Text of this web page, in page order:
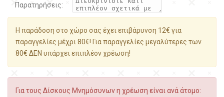
Παρατηρήσεις:
Η παράδοση στο χώρο σας έχει επιβάρυνση 12€ για
παραγγελίες μέχρι 80€! Για παραγγελίες μεγαλύτερες των
80€ ΔΕΝ υπάρχει επιπλέον χρέωση!
Για τους Δίσκους Μνημόσυνων η χρέωση είναι ανά άτομο: